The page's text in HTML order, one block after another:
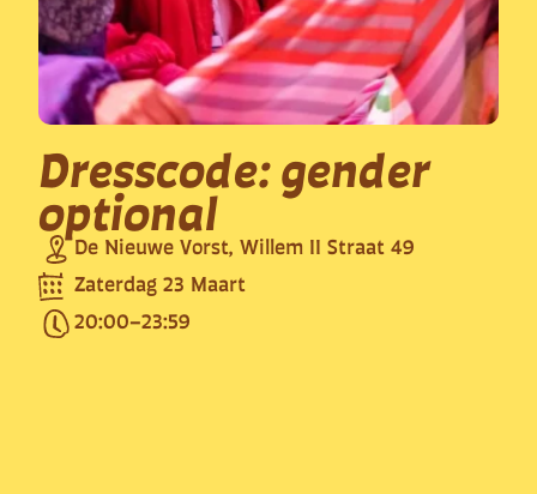
Dresscode: gender
optional
De Nieuwe Vorst, Willem II Straat 49
Zaterdag 23 Maart
20:00–23:59